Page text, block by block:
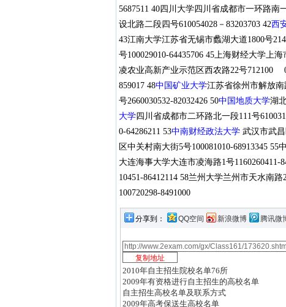
5687511 40四川大学四川省成都市一环路南
设北路二段四号610054028－83203703 42西
43江南大学江苏省无锡市蠡湖大道1800号
号100029010-64435706 45上海财经大学上
凌农业高新产业示范区西农路22号712100
859017 48中国矿业大学江苏省徐州市解放南
号2660030532-82032426 50中国地质大学湖
大学四川省成都市二环路北一段111号
0-64286211 53中南财经政法大学武汉市武昌
区中关村南大街5号100081010-68913345
大连海事大学大连市凌海路1号1160260411-
10451-86412114 58兰州大学兰州市天水南
100720298-8491000
分享到： QQ空间 新浪微博 腾讯微
2010年自主招生院校名单76所
2009年有资格进行自主招生的高校名单
自主招生高校名单及联系方式
2009年高考保送生高校名单